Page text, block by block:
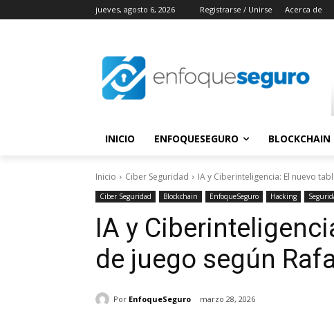
jueves, agosto 6, 2026 Registrarse / Unirse Acerca de
INICIO ENFOQUESEGURO BLOCKCHAIN
Inicio Ciber Seguridad IA y Ciberinteligencia: El nuevo
Ciber Seguridad Blockchain EnfoqueSeguro Hacking
IA y
de juego según
Por EnfoqueSeguro marzo 28, 2026